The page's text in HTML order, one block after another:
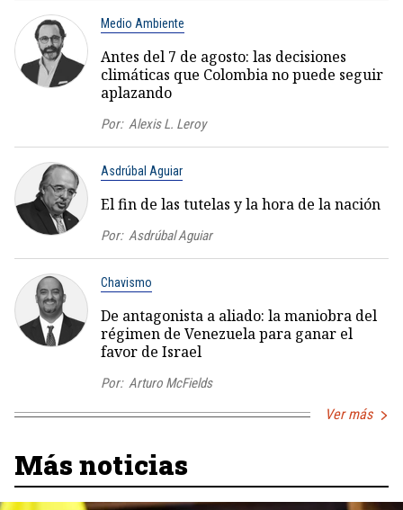
Medio Ambiente
Antes del 7 de agosto: las decisiones
climáticas que Colombia no puede seguir
aplazando
Por: Alexis L. Leroy
Asdrúbal Aguiar
El fin de las tutelas y la hora de la nación
Por: Asdrúbal Aguiar
Chavismo
De antagonista a aliado: la maniobra del
régimen de Venezuela para ganar el
favor de Israel
Por: Arturo McFields
Ver más
Más noticias